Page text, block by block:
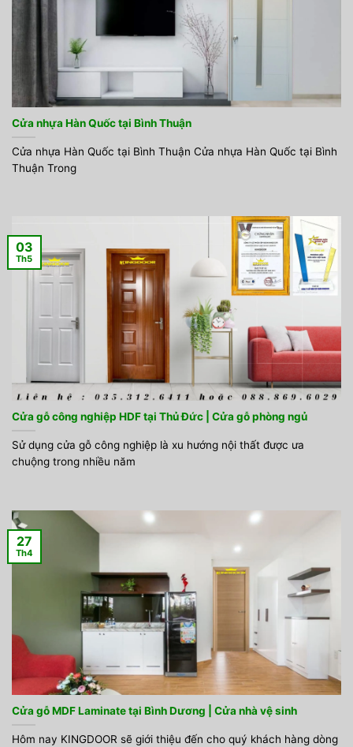
Cửa nhựa Hàn Quốc tại Bình Thuận
Cửa nhựa Hàn Quốc tại Bình Thuận Cửa nhựa Hàn Quốc tại Bình
Thuận Trong
Cửa gỗ công nghiệp HDF tại Thủ Đức | Cửa gỗ phòng ngủ
Sử dụng cửa gỗ công nghiệp là xu hướng nội thất được ưa
chuộng trong nhiều năm
03
Th5
Cửa gỗ MDF Laminate tại Bình Dương | Cửa nhà vệ sinh
Hôm nay KINGDOOR sẽ giới thiệu đến cho quý khách hàng dòng
27
Th4